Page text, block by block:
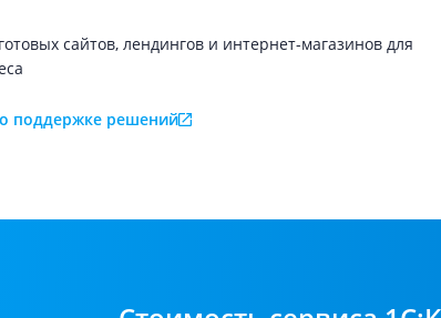
сайтов, лендингов и интернет-магазинов для
поддержке решений